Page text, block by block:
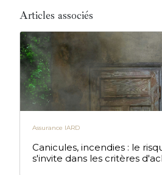
Articles associés
Assurance IARD
Canicules, incendies : le
s'invite dans les critères